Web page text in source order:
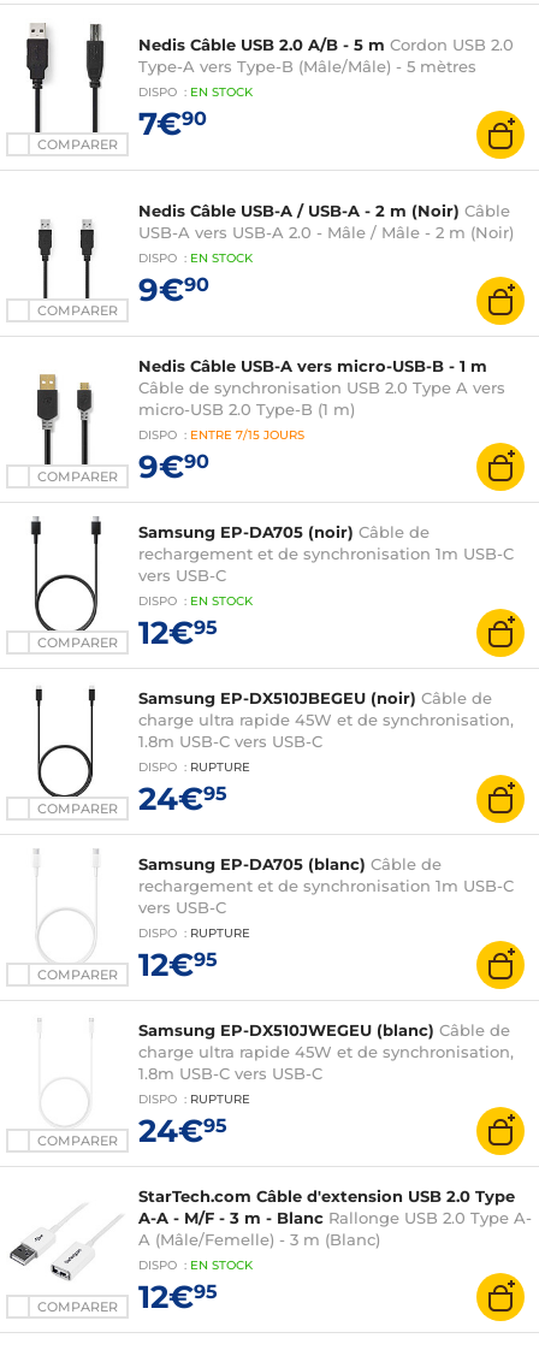
COMPARER
Nedis Câble USB 2.0 A/B - 5 m Cordon USB 2.0
Type-A vers Type-B (Mâle/Mâle) - 5 mètres
DISPO : EN STOCK
7€90
COMPARER
Nedis Câble USB-A / USB-A - 2 m (Noir) Câble
USB-A vers USB-A 2.0 - Mâle / Mâle - 2 m (Noir)
DISPO : EN STOCK
9€90
COMPARER
Nedis Câble USB-A vers micro-USB-B - 1 m
Câble de synchronisation USB 2.0 Type A vers
micro-USB 2.0 Type-B (1 m)
DISPO : ENTRE 7/15 JOURS
9€90
COMPARER
Samsung EP-DA705 (noir) Câble de
rechargement et de synchronisation 1m USB-C
vers USB-C
DISPO : EN STOCK
12€95
COMPARER
Samsung EP-DX510JBEGEU (noir) Câble de
charge ultra rapide 45W et de synchronisation,
1.8m USB-C vers USB-C
DISPO : RUPTURE
24€95
COMPARER
Samsung EP-DA705 (blanc) Câble de
rechargement et de synchronisation 1m USB-C
vers USB-C
DISPO : RUPTURE
12€95
COMPARER
Samsung EP-DX510JWEGEU (blanc) Câble de
charge ultra rapide 45W et de synchronisation,
1.8m USB-C vers USB-C
DISPO : RUPTURE
24€95
COMPARER
StarTech.com Câble d'extension USB 2.0 Type
A-A - M/F - 3 m - Blanc Rallonge USB 2.0 Type A-
A (Mâle/Femelle) - 3 m (Blanc)
DISPO : EN STOCK
12€95